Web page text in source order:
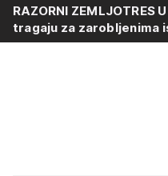
RAZORNI ZEMLJOTRES
tragaju za zarobljenima